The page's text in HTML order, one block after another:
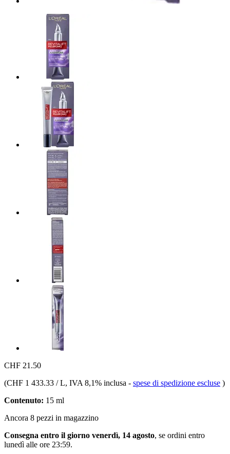
CHF 21.50
(CHF 1 433.33 / L, IVA 8,1% inclusa - spese di spedizione escluse )
Contenuto: 15 ml
Ancora 8 pezzi in magazzino
Consegna entro il giorno venerdì, 14 agosto, se ordini entro
lunedì alle ore 23:59.